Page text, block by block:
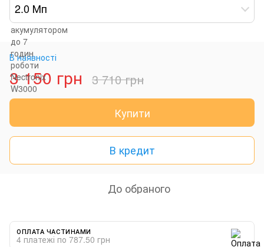
2.0 Мп
В наявності
3 150 грн 3 710 грн
Купити
В кредит
До обраного
ОПЛАТА ЧАСТИНАМИ
4 платежі по 787.50 грн